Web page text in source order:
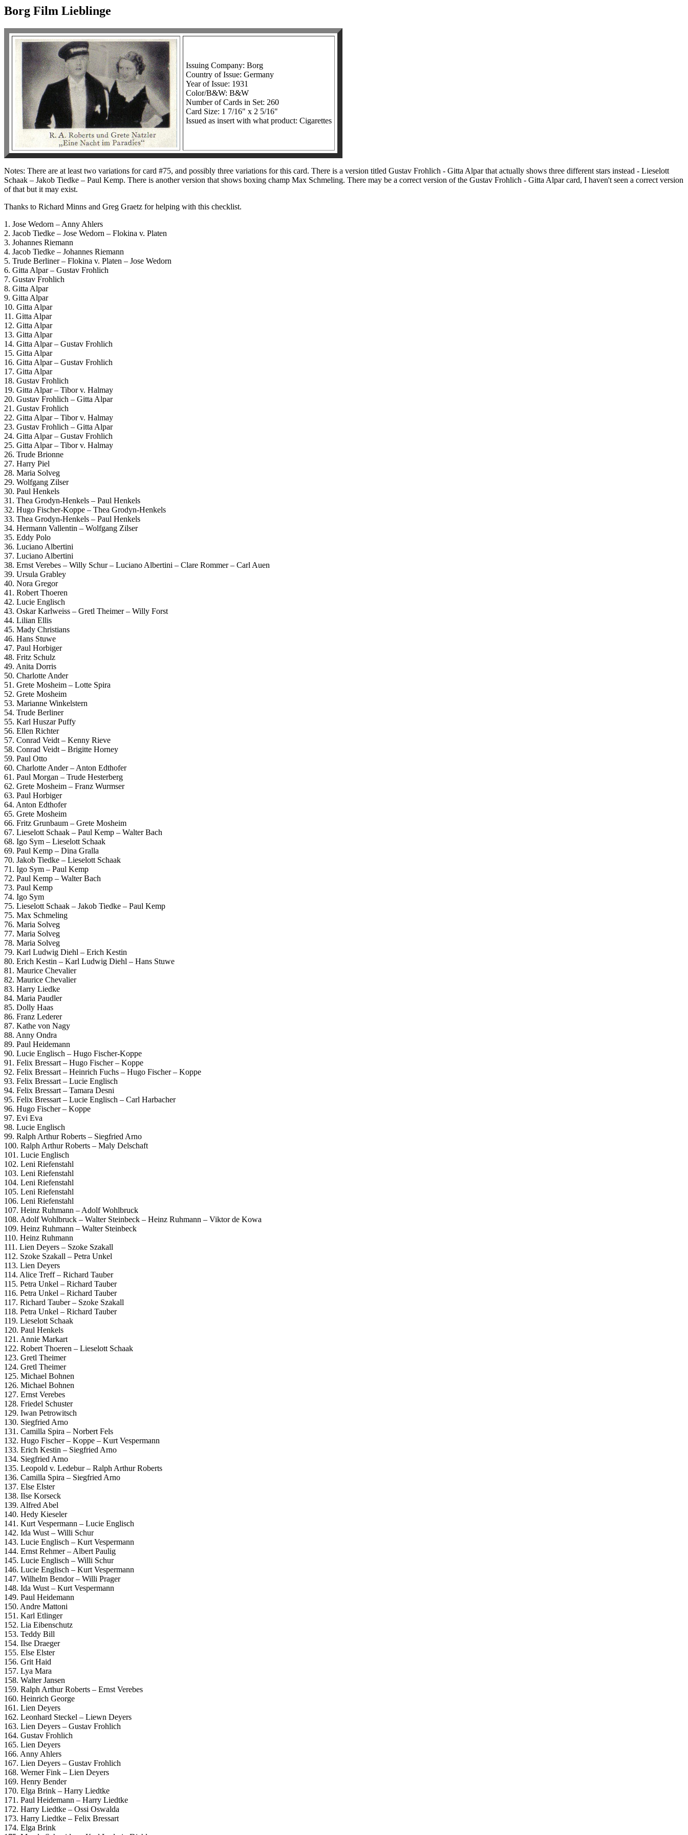
Borg Film Lieblinge
Issuing Company: Borg
Country of Issue: Germany
Year of Issue: 1931
Color/B&W: B&W
Number of Cards in Set: 260
Card Size: 1 7/16" x 2 5/16"
Issued as insert with what product: Cigarettes
Notes: There are at least two variations for card #75, and possibly three variations for this card. There is a version titled Gustav Frohlich - Gitta Alpar that actually shows three different stars instead - Lieselott
Schaak – Jakob Tiedke – Paul Kemp. There is another version that shows boxing champ Max Schmeling. There may be a correct version of the Gustav Frohlich - Gitta Alpar card, I haven't seen a correct version
of that but it may exist.
Thanks to Richard Minns and Greg Graetz for helping with this checklist.
1. Jose Wedorn – Anny Ahlers
2. Jacob Tiedke – Jose Wedorn – Flokina v. Platen
3. Johannes Riemann
4. Jacob Tiedke – Johannes Riemann
5. Trude Berliner – Flokina v. Platen – Jose Wedorn
6. Gitta Alpar – Gustav Frohlich
7. Gustav Frohlich
8. Gitta Alpar
9. Gitta Alpar
10. Gitta Alpar
11. Gitta Alpar
12. Gitta Alpar
13. Gitta Alpar
14. Gitta Alpar – Gustav Frohlich
15. Gitta Alpar
16. Gitta Alpar – Gustav Frohlich
17. Gitta Alpar
18. Gustav Frohlich
19. Gitta Alpar – Tibor v. Halmay
20. Gustav Frohlich – Gitta Alpar
21. Gustav Frohlich
22. Gitta Alpar – Tibor v. Halmay
23. Gustav Frohlich – Gitta Alpar
24. Gitta Alpar – Gustav Frohlich
25. Gitta Alpar – Tibor v. Halmay
26. Trude Brionne
27. Harry Piel
28. Maria Solveg
29. Wolfgang Zilser
30. Paul Henkels
31. Thea Grodyn-Henkels – Paul Henkels
32. Hugo Fischer-Koppe – Thea Grodyn-Henkels
33. Thea Grodyn-Henkels – Paul Henkels
34. Hermann Vallentin – Wolfgang Zilser
35. Eddy Polo
36. Luciano Albertini
37. Luciano Albertini
38. Ernst Verebes – Willy Schur – Luciano Albertini – Clare Rommer – Carl Auen
39. Ursula Grabley
40. Nora Gregor
41. Robert Thoeren
42. Lucie Englisch
43. Oskar Karlweiss – Gretl Theimer – Willy Forst
44. Lilian Ellis
45. Mady Christians
46. Hans Stuwe
47. Paul Horbiger
48. Fritz Schulz
49. Anita Dorris
50. Charlotte Ander
51. Grete Mosheim – Lotte Spira
52. Grete Mosheim
53. Marianne Winkelstern
54. Trude Berliner
55. Karl Huszar Puffy
56. Ellen Richter
57. Conrad Veidt – Kenny Rieve
58. Conrad Veidt – Brigitte Horney
59. Paul Otto
60. Charlotte Ander – Anton Edthofer
61. Paul Morgan – Trude Hesterberg
62. Grete Mosheim – Franz Wurmser
63. Paul Horbiger
64. Anton Edthofer
65. Grete Mosheim
66. Fritz Grunbaum – Grete Mosheim
67. Lieselott Schaak – Paul Kemp – Walter Bach
68. Igo Sym – Lieselott Schaak
69. Paul Kemp – Dina Gralla
70. Jakob Tiedke – Lieselott Schaak
71. Igo Sym – Paul Kemp
72. Paul Kemp – Walter Bach
73. Paul Kemp
74. Igo Sym
75. Lieselott Schaak – Jakob Tiedke – Paul Kemp
75. Max Schmeling
76. Maria Solveg
77. Maria Solveg
78. Maria Solveg
79. Karl Ludwig Diehl – Erich Kestin
80. Erich Kestin – Karl Ludwig Diehl – Hans Stuwe
81. Maurice Chevalier
82. Maurice Chevalier
83. Harry Liedke
84. Maria Paudler
85. Dolly Haas
86. Franz Lederer
87. Kathe von Nagy
88. Anny Ondra
89. Paul Heidemann
90. Lucie Englisch – Hugo Fischer-Koppe
91. Felix Bressart – Hugo Fischer – Koppe
92. Felix Bressart – Heinrich Fuchs – Hugo Fischer – Koppe
93. Felix Bressart – Lucie Englisch
94. Felix Bressart – Tamara Desni
95. Felix Bressart – Lucie Englisch – Carl Harbacher
96. Hugo Fischer – Koppe
97. Evi Eva
98. Lucie Englisch
99. Ralph Arthur Roberts – Siegfried Arno
100. Ralph Arthur Roberts – Maly Delschaft
101. Lucie Englisch
102. Leni Riefenstahl
103. Leni Riefenstahl
104. Leni Riefenstahl
105. Leni Riefenstahl
106. Leni Riefenstahl
107. Heinz Ruhmann – Adolf Wohlbruck
108. Adolf Wohlbruck – Walter Steinbeck – Heinz Ruhmann – Viktor de Kowa
109. Heinz Ruhmann – Walter Steinbeck
110. Heinz Ruhmann
111. Lien Deyers – Szoke Szakall
112. Szoke Szakall – Petra Unkel
113. Lien Deyers
114. Alice Treff – Richard Tauber
115. Petra Unkel – Richard Tauber
116. Petra Unkel – Richard Tauber
117. Richard Tauber – Szoke Szakall
118. Petra Unkel – Richard Tauber
119. Lieselott Schaak
120. Paul Henkels
121. Annie Markart
122. Robert Thoeren – Lieselott Schaak
123. Gretl Theimer
124. Gretl Theimer
125. Michael Bohnen
126. Michael Bohnen
127. Ernst Verebes
128. Friedel Schuster
129. Iwan Petrowitsch
130. Siegfried Arno
131. Camilla Spira – Norbert Fels
132. Hugo Fischer – Koppe – Kurt Vespermann
133. Erich Kestin – Siegfried Arno
134. Siegfried Arno
135. Leopold v. Ledebur – Ralph Arthur Roberts
136. Camilla Spira – Siegfried Arno
137. Else Elster
138. Ilse Korseck
139. Alfred Abel
140. Hedy Kieseler
141. Kurt Vespermann – Lucie Englisch
142. Ida Wust – Willi Schur
143. Lucie Englisch – Kurt Vespermann
144. Ernst Rehmer – Albert Paulig
145. Lucie Englisch – Willi Schur
146. Lucie Englisch – Kurt Vespermann
147. Wilhelm Bendor – Willi Prager
148. Ida Wust – Kurt Vespermann
149. Paul Heidemann
150. Andre Mattoni
151. Karl Etlinger
152. Lia Eibenschutz
153. Teddy Bill
154. Ilse Draeger
155. Else Elster
156. Grit Haid
157. Lya Mara
158. Walter Jansen
159. Ralph Arthur Roberts – Ernst Verebes
160. Heinrich George
161. Lien Deyers
162. Leonhard Steckel – Liewn Deyers
163. Lien Deyers – Gustav Frohlich
164. Gustav Frohlich
165. Lien Deyers
166. Anny Ahlers
167. Lien Deyers – Gustav Frohlich
168. Werner Fink – Lien Deyers
169. Henry Bender
170. Elga Brink – Harry Liedtke
171. Paul Heidemann – Harry Liedtke
172. Harry Liedtke – Ossi Oswalda
173. Harry Liedtke – Felix Bressart
174. Elga Brink